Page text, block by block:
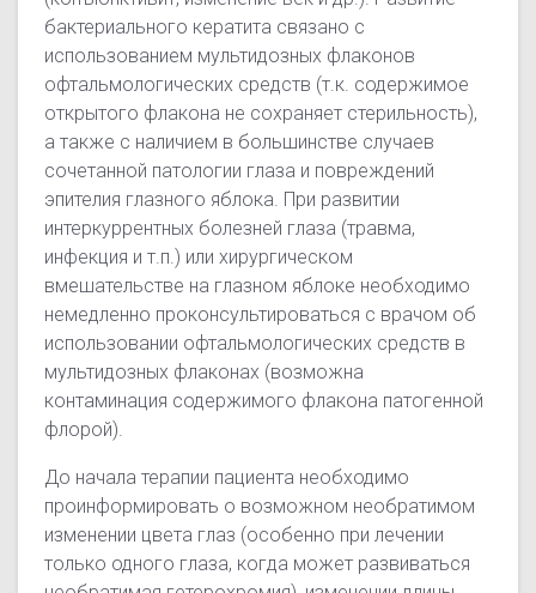
бактериального кератита связано с
использованием мультидозных флаконов
офтальмологических средств (т.к. содержимое
открытого флакона не сохраняет стерильность),
а также с наличием в большинстве случаев
сочетанной патологии глаза и повреждений
эпителия глазного яблока. При развитии
интеркуррентных болезней глаза (травма,
инфекция и т.п.) или хирургическом
вмешательстве на глазном яблоке необходимо
немедленно проконсультироваться с врачом об
использовании офтальмологических средств в
мультидозных флаконах (возможна
контаминация содержимого флакона патогенной
флорой).
До начала терапии пациента необходимо
проинформировать о возможном необратимом
изменении цвета глаз (особенно при лечении
только одного глаза, когда может развиваться